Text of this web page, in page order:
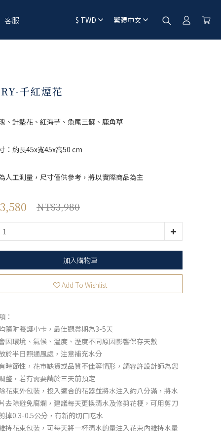
客服 $ TWD 繁體中文
千紅煙花
、針墊花、紅海芋、魚尾三蘇、鹿角草
：約長45x寬45x高50 cm
人工測量，尺寸僅供參考，將以實際商品為主
NT$3,980
加入購物車
Add To Wishlist
：
隨附養護小卡，最佳觀賞期為3-5天
因環境、氣候、溫度、溼度不同原因影響保存天數
於半日照通風處，注意補充水分
時節性，花市缺貨或品質不佳等情形，請容許設計師為您
整，若有需要請於三天前預定
花束外包裝，投入適合的花器並將水注入約八分滿，將水
去除避免腐爛，建議每天更換清水及修剪花梗，可用剪刀
掉0.3-0.5公分，有新的切口吃水
持花束包裝，可每天將一杯清水的量注入花束內維持水量